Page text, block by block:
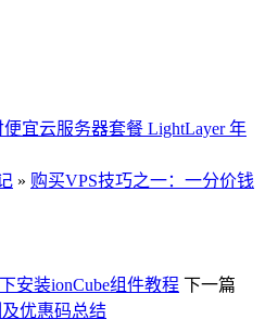
便宜云服务器套餐 LightLayer 年
» 购买VPS技巧之一：一分价钱
安装ionCube组件教程 下一篇
优惠码总结